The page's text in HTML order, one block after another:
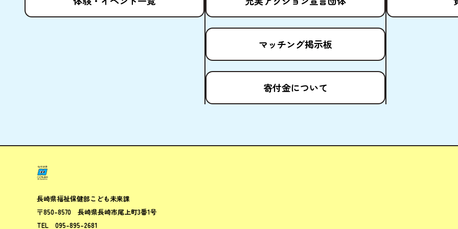
マッチング掲示板
寄付金について
長崎県福祉保健部こども未来課
〒850-8570 長崎県長崎市尾上町3番1号
TEL 095-895-2681